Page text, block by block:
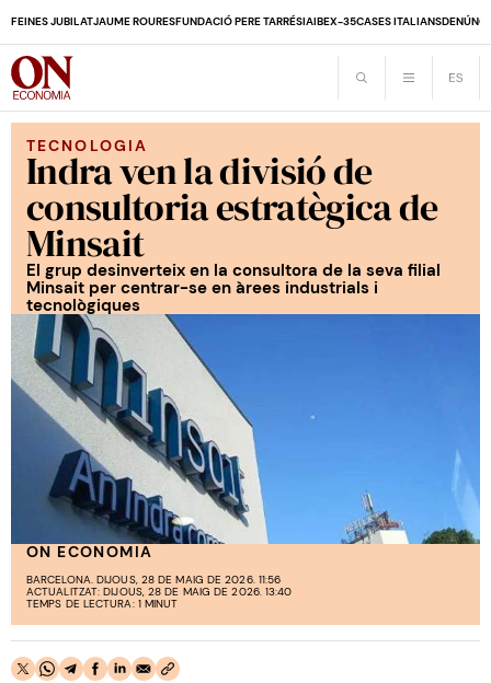
FEINES JUBILATJAUME ROURESFUNDACIÓ PERE TARRÉSIAIBEX-35CASES ITALIANS
TECNOLOGIA
Indra ven la divisió de
consultoria estratègica de
Minsait
El grup desinverteix en la consultora de la seva filial
Minsait per centrar-se en àrees industrials i
tecnològiques
ON ECONOMIA
BARCELONA. DIJOUS, 28 DE MAIG DE 2026. 11:56
ACTUALITZAT: DIJOUS, 28 DE MAIG DE 2026. 13:40
TEMPS DE LECTURA: 1 MINUT